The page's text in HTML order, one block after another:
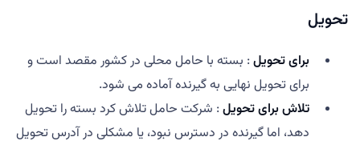
تحویل
برای تحویل: بسته با حامل محلی در کشور مقصد است و
برای تحویل نهایی به گیرنده آماده می شود.
تلاش برای تحویل: شرکت حامل تلاش کرد بسته را تحویل
دهد، اما گیرنده در دسترس نبود، یا مشکلی در آدرس تحویل